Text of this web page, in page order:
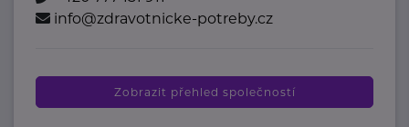
info@zdravotnicke-potreby.cz
Zobrazit přehled společností